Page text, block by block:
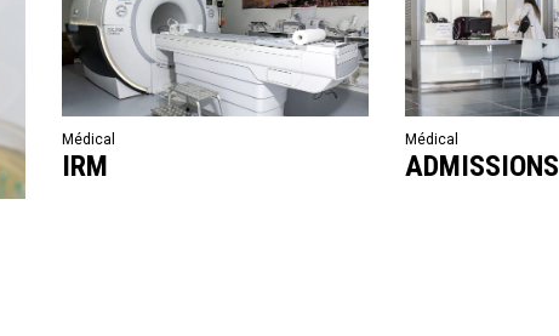
Médical
IRM
Médical
ADMISSIONS